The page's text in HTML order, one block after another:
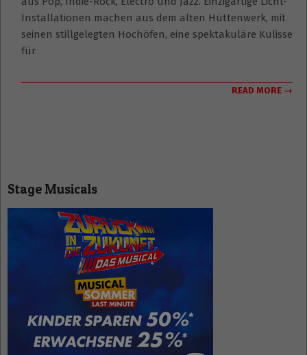
Installationen machen aus dem alten Hüttenwerk, mit
seinen stillgelegten Hochöfen, eine spektakuläre Kulisse
für
READ MORE →
Stage Musicals